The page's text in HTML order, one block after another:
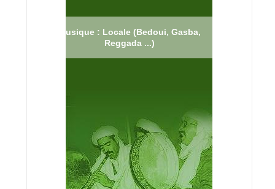
Musique : Locale (Bedoui, Gasba,
Reggada ...)